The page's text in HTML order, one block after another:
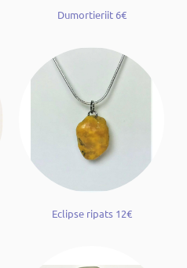
Dumortieriit 6€
Eclipse ripats 12€